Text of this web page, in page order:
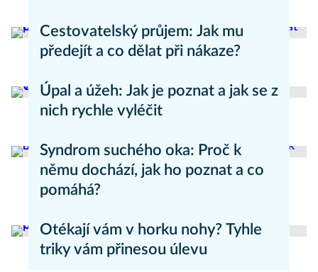
Cestovatelský průjem: Jak mu
předejít a co dělat při nákaze?
Aneta Valešová
Úpal a úžeh: Jak je poznat a jak se z
nich rychle vyléčit
Syndrom suchého oka: Proč k
němu dochází, jak ho poznat a co
pomáhá?
Otékají vám v horku nohy? Tyhle
triky vám přinesou úlevu